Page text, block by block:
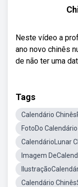
Neste vídeo a
ano novo chinês
de não ter uma
Tags
Calendário
FotoDo
CalendárioLunar
Imagem
Calendário